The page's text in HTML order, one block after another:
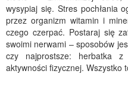
wysypiaj się. Stres pochłania
przez organizm witamin i
czego czerpać. Postaraj się
swoimi nerwami – sposobów
czy najprostsze: herbatka
aktywności fizycznej. Wszystko